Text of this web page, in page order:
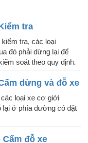
tra
tra, các loại
đó phải dừng lại để
soát theo quy định.
dừng và đỗ xe
loại xe cơ giới
lại ở phía đường có đặt
Cấm đỗ xe